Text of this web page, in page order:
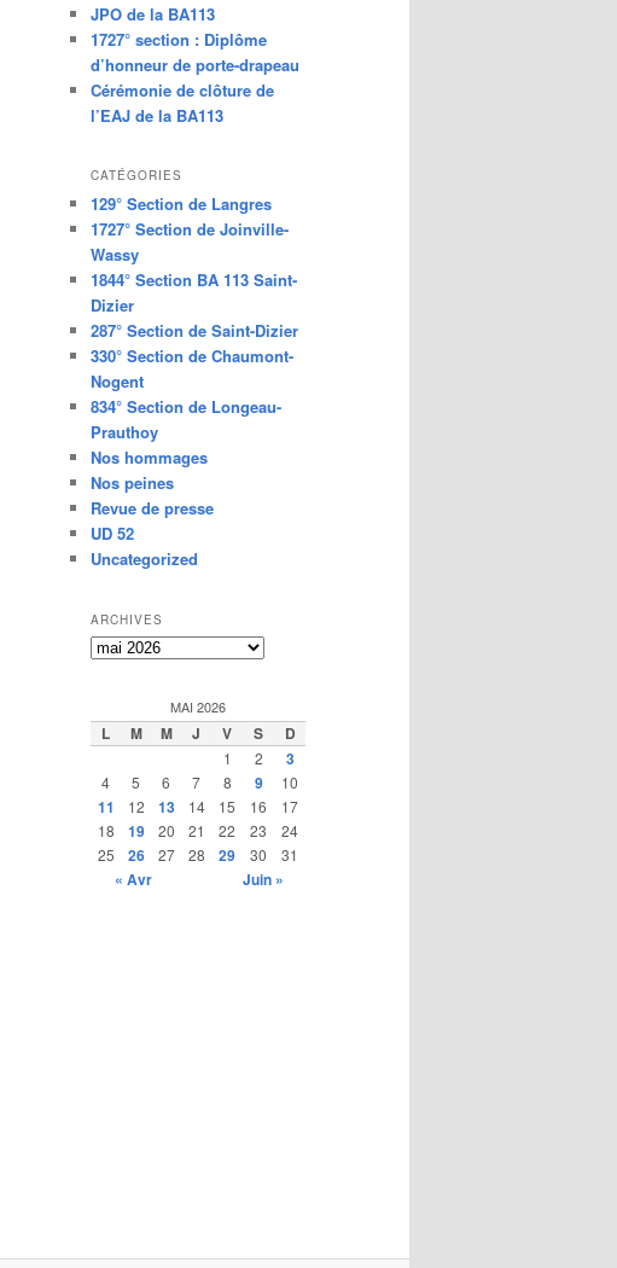
JPO de la BA113
1727° section : Diplôme
d’honneur de porte-drapeau
Cérémonie de clôture de
l’EAJ de la BA113
CATÉGORIES
129° Section de Langres
1727° Section de Joinville-
Wassy
1844° Section BA 113 Saint-
Dizier
287° Section de Saint-Dizier
330° Section de Chaumont-
Nogent
834° Section de Longeau-
Prauthoy
Nos hommages
Nos peines
Revue de presse
UD 52
Uncategorized
ARCHIVES
Archives
MAI 2026
L M M J V S D
1 2 3
4 5 6 7 8 9 10
11 12 13 14 15 16
17
18
19 20 21 22 23
24
25
26 27 28 29 30 31
« Avr Juin »